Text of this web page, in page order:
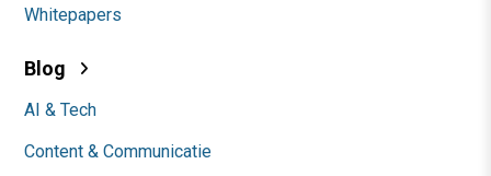
Whitepapers
Blog
AI & Tech
Content & Communicatie